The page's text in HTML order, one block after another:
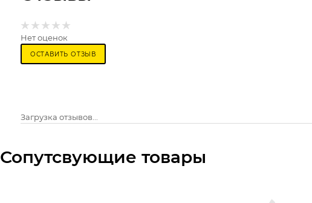
Нет оценок
ОСТАВИТЬ ОТЗЫВ
Загрузка отзывов...
Сопутсвующие товары